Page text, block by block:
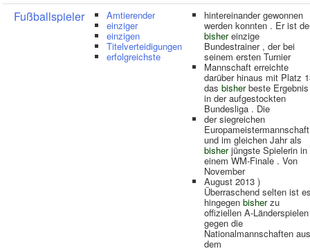
Fußballspieler Amtierender
einziger
einzigen
Titelverteidigungen
erfolgreichste
hintereinander gewonnen
werden konnten . Er ist
bishereinzige
Bundestrainer , der bei
seinem ersten Turnier
Mannschaft erreichte
darüber hinaus mit Platz
das bisherbeste Ergebnis
in der aufgestockten
Bundesliga . Die
der siegreichen
Europameistermannschaft
und im gleichen Jahr als
bisherjüngste Spielerin in
einem WM-Finale . Von
November
August 2013 )
Überraschend selten ist
hingegen bisherzu
offiziellen A-Länderspielen
gegen die
Nationalmannschaften aus
dem